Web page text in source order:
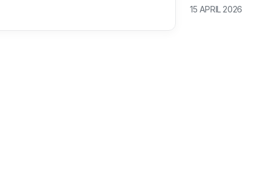
15 APRIL 2026